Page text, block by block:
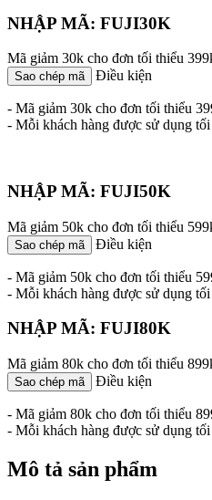
NHẬP MÃ: FUJI30K
Mã giảm 30k cho đơn tối thiểu
Sao chép mã Điều kiện
- Mã giảm 30k cho đơn tối thiểu
- Mỗi khách hàng được sử dụng tối
NHẬP MÃ: FUJI50K
Mã giảm 50k cho đơn tối thiểu
Sao chép mã Điều kiện
- Mã giảm 50k cho đơn tối thiểu
- Mỗi khách hàng được sử dụng tối
NHẬP MÃ: FUJI80K
Mã giảm 80k cho đơn tối thiểu
Sao chép mã Điều kiện
- Mã giảm 80k cho đơn tối thiểu
- Mỗi khách hàng được sử dụng tối
Mô tả sản phẩm